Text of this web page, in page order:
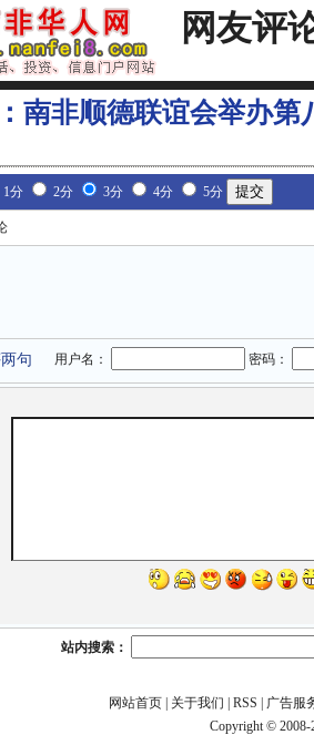
网友评
南非顺德联谊会举办第
1分 2分 3分 4分 5分
句 用户名： 密码：
站内搜索：
网站首页| 关于我们 RSS
广告服
Copyright ©